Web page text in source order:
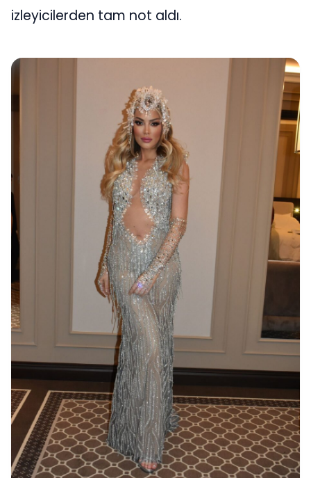
izleyicilerden tam not aldı.